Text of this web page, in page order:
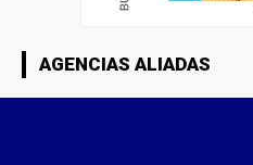
AGENCIAS ALIADAS